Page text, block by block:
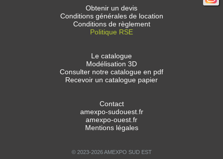
Obtenir un devis
Conditions générales de location
Conditions de règlement
Politique RSE
Le catalogue
Modélisation 3D
Consulter notre catalogue en pdf
Recevoir un catalogue papier
Contact
amexpo-sudouest.fr
amexpo-ouest.fr
Mentions légales
© 2023-2026 AMEXPO SUD EST